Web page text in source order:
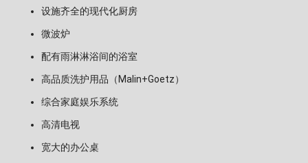
设施齐全的现代化厨房
微波炉
配有雨淋淋浴间的浴室
高品质洗护用品（Malin+Goetz）
综合家庭娱乐系统
高清电视
宽大的办公桌